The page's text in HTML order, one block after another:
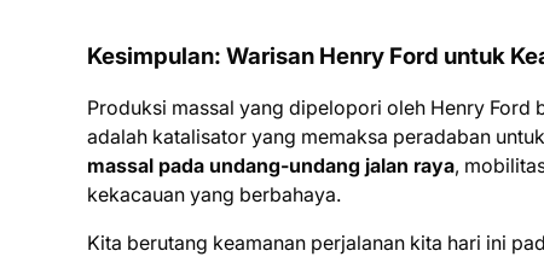
Kesimpulan: Warisan Henry Ford untuk
Produksi massal yang dipelopori oleh Henry Ford
adalah katalisator yang memaksa peradaban
massal pada undang-undang jalan raya,
kekacauan yang berbahaya.
Kita berutang keamanan perjalanan kita hari ini